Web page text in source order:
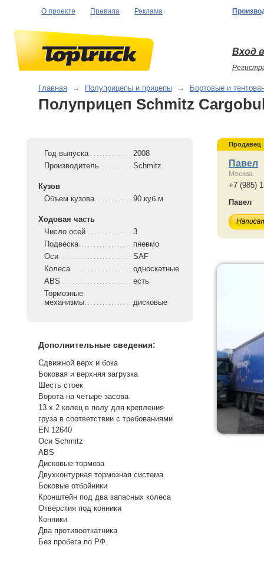
О проекте Правила Реклама
Вход
Главная → Полуприцепы и прицепы → Бортовые и
Полуприцеп Schmitz
Год выпуска
2008
Производитель
Schmitz
Кузов
Объем кузова
90 куб.м
Ходовая часть
Число осей
3
Подвеска
пневмо
Оси
SAF
Колеса
односкатные
ABS
есть
Тормозные
механизмы
дисковые
Дополнительные сведения:
Сдвижной верх и бока
Боковая и верхняя загрузка
Шесть стоек
Ворота на четыре засова
13 x 2 колец в полу для крепления
груза в соответствии с требованиями
EN 12640
Оси Schmitz
ABS
Дисковые тормоза
Двухконтурная тормозная система
Боковые отбойники
Кронштейн под два запасных колеса
Отверстия под конники
Конники
Два противооткатника
Без пробега по РФ.
Продавец
Павел
Москва
+7 (985)
Павел